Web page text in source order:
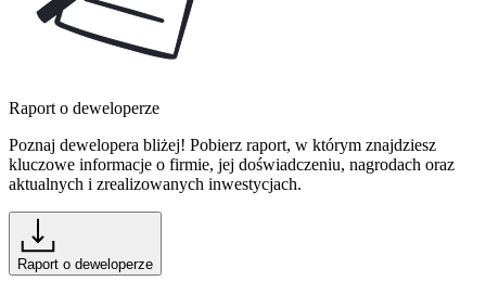
Raport o deweloperze
Poznaj dewelopera bliżej! Pobierz raport, w którym znajdziesz
kluczowe informacje o firmie, jej doświadczeniu, nagrodach oraz
aktualnych i zrealizowanych inwestycjach.
Raport o deweloperze